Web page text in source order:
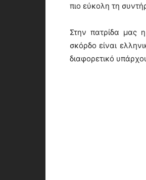
πιο εύκολη τη
Στην πατρίδα μας
σκόρδο είναι
διαφορετικό